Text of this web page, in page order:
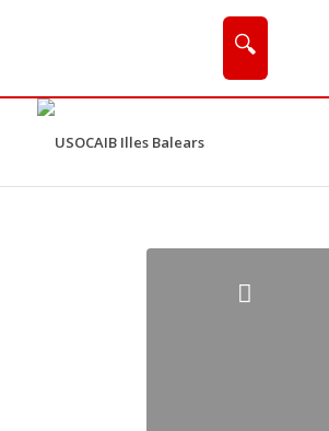
🔍